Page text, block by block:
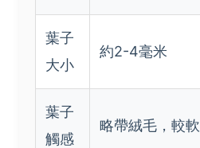
葉子
大小
約2-4毫米
葉子
觸感
略帶絨毛，較軟